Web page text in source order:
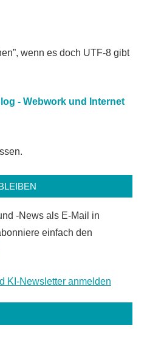
wenn es doch UTF-8 gibt
- Webwork und Internet
-News als E-Mail in
einfach den